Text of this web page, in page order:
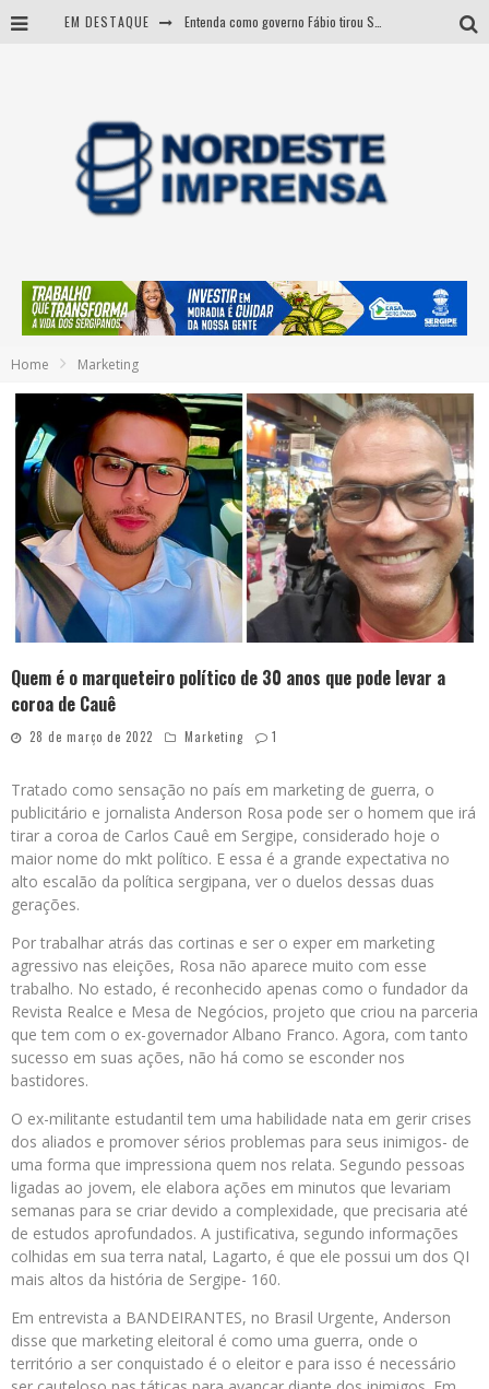
EM DESTAQUE
Sergipe: operação mira grupo suspeito de comandar crimes de dentro de presídio
Home Marketing
Quem é o marqueteiro político de 30 anos que pode levar a
coroa de Cauê
28 de março de 2022 Marketing 1
Tratado como sensação no país em marketing de guerra, o
publicitário e jornalista Anderson Rosa pode ser o homem que irá
tirar a coroa de Carlos Cauê em Sergipe, considerado hoje o
maior nome do mkt político. E essa é a grande expectativa no
alto escalão da política sergipana, ver o duelos dessas duas
gerações.
Por trabalhar atrás das cortinas e ser o exper em marketing
agressivo nas eleições, Rosa não aparece muito com esse
trabalho. No estado, é reconhecido apenas como o fundador da
Revista Realce e Mesa de Negócios, projeto que criou na parceria
que tem com o ex-governador Albano Franco. Agora, com tanto
sucesso em suas ações, não há como se esconder nos
bastidores.
O ex-militante estudantil tem uma habilidade nata em gerir crises
dos aliados e promover sérios problemas para seus inimigos- de
uma forma que impressiona quem nos relata. Segundo pessoas
ligadas ao jovem, ele elabora ações em minutos que levariam
semanas para se criar devido a complexidade, que precisaria até
de estudos aprofundados. A justificativa, segundo informações
colhidas em sua terra natal, Lagarto, é que ele possui um dos QI
mais altos da história de Sergipe- 160.
Em entrevista a BANDEIRANTES, no Brasil Urgente, Anderson
disse que marketing eleitoral é como uma guerra, onde o
território a ser conquistado é o eleitor e para isso é necessário